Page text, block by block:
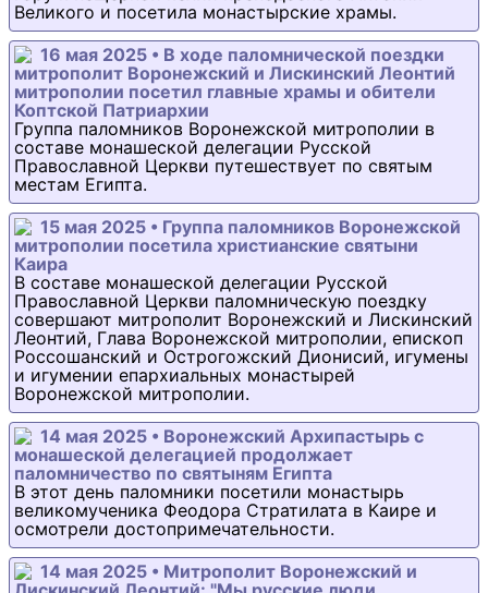
Великого и посетила монастырские храмы.
16 мая 2025 • В ходе паломнической поездки
митрополит Воронежский и Лискинский Леонтий
митрополии посетил главные храмы и обители
Коптской Патриархии
Группа паломников Воронежской митрополии в
составе монашеской делегации Русской
Православной Церкви путешествует по святым
местам Египта.
15 мая 2025 • Группа паломников Воронежской
митрополии посетила христианские святыни
Каира
В составе монашеской делегации Русской
Православной Церкви паломническую поездку
совершают митрополит Воронежский и Лискинский
Леонтий, Глава Воронежской митрополии, епископ
Россошанский и Острогожский Дионисий, игумены
и игумении епархиальных монастырей
Воронежской митрополии.
14 мая 2025 • Воронежский Архипастырь с
монашеской делегацией продолжает
паломничество по святыням Египта
В этот день паломники посетили монастырь
великомученика Феодора Стратилата в Каире и
осмотрели достопримечательности.
14 мая 2025 • Митрополит Воронежский и